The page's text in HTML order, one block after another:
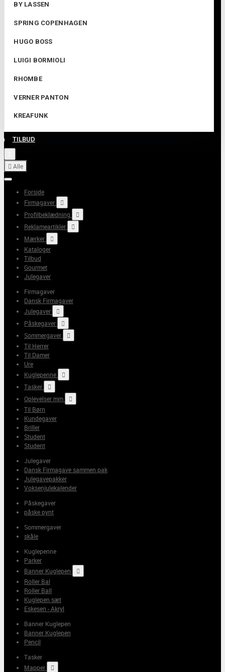
BY LASSEN
SPRING COPENHAGEN
HUGO BOSS
LUIGI BORMIOLI
RHOMBE
VERNER PANTON
KREAFUNK
TILBUD
 Alle
Forside
Firmagaver

Profilbeklædning

Reklameartikler

Mærker

Kataloger
Tilbud
Gourmet
Julegaver
Firmagaver
Dansk Firmagaver
Julegaver

Påskegaver

Sommergaver

Til Herrer
Til Damer
Ure
Kuglepenne

Tasker

Oplevelser mm

Til Børn
Kundegaver
Briller
Student
Student
Julegaver
Dansk Firmagave sammen pak
Julegavepakker
Voksenjulekalender
Påskegaver
påske pynt
Sommergaver
skåle
Kuglepenne
Parker
Banner Kuglepen

Roller Bal
Roller Ball
Kuglepen sæt
Eskesen - Akryl
Banner Kuglepen
Banner Kuglepen
Pencil
Tasker
Mapper
